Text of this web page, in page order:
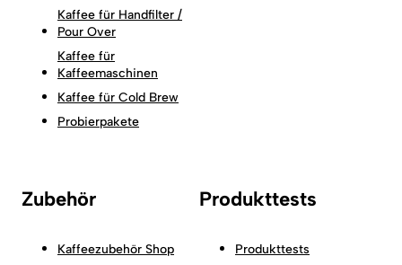
Kaffee für Handfilter /
Pour Over
Kaffee für
Kaffeemaschinen
Kaffee für Cold Brew
Probierpakete
Zubehör
Kaffeezubehör Shop
Produkttests
Produkttests